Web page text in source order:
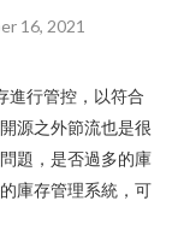
16, 2021
進行管控，以符合
源之外節流也是很
題，是否過多的庫
庫存管理系統，可